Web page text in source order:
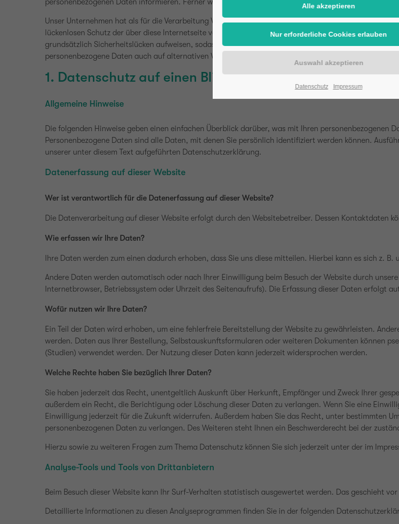
personenbezogenen Daten informieren. Ferner werden betroffene Personen mittels dieser
Unser Unternehmen hat als für die Verarbeitung Verantwortlicher zahlreiche technische und
lückenlosen Schutz der über diese Internetseite verarbeiteten personenbezogenen Daten
grundsätzlich Sicherheitslücken aufweisen, sodass ein absoluter Schutz nicht gewährleistet werden
personenbezogene Daten auch auf alternativen Wegen, beispielsweise telefonisch, an uns zu
1. Datenschutz auf einen Blick
Allgemeine Hinweise
Die folgenden Hinweise geben einen einfachen Überblick darüber, was mit Ihren personenbezogenen
Personenbezogene Daten sind alle Daten, mit denen Sie persönlich identifiziert werden können.
unserer unter diesem Text aufgeführten Datenschutzerklärung.
Datenerfassung auf dieser Website
Wer ist verantwortlich für die Datenerfassung auf dieser Website?
Die Datenverarbeitung auf dieser Website erfolgt durch den Websitebetreiber. Dessen Kontaktdaten
Wie erfassen wir Ihre Daten?
Ihre Daten werden zum einen dadurch erhoben, dass Sie uns diese mitteilen. Hierbei kann es sich z.
Andere Daten werden automatisch oder nach Ihrer Einwilligung beim Besuch der Website durch
Internetbrowser, Betriebssystem oder Uhrzeit des Seitenaufrufs). Die Erfassung dieser Daten erfolgt
Wofür nutzen wir Ihre Daten?
Ein Teil der Daten wird erhoben, um eine fehlerfreie Bereitstellung der Website zu gewährleisten.
werden. Daten aus Ihrer Bestellung, Selbstauskunftsformularen oder weiteren Dokumenten können
(Studien) verwendet werden. Der Nutzung dieser Daten kann jederzeit widersprochen werden.
Welche Rechte haben Sie bezüglich Ihrer Daten?
Sie haben jederzeit das Recht, unentgeltlich Auskunft über Herkunft, Empfänger und Zweck Ihrer
außerdem ein Recht, die Berichtigung oder Löschung dieser Daten zu verlangen. Wenn Sie eine
Einwilligung jederzeit für die Zukunft widerrufen. Außerdem haben Sie das Recht, unter bestimmten
personenbezogenen Daten zu verlangen. Des Weiteren steht Ihnen ein Beschwerderecht bei der
Hierzu sowie zu weiteren Fragen zum Thema Datenschutz können Sie sich jederzeit unter der im
Analyse-Tools und Tools von Drittanbietern
Beim Besuch dieser Website kann Ihr Surf-Verhalten statistisch ausgewertet werden. Das geschieht
Detaillierte Informationen zu diesen Analyseprogrammen finden Sie in der folgenden
Datenschutz Impressum